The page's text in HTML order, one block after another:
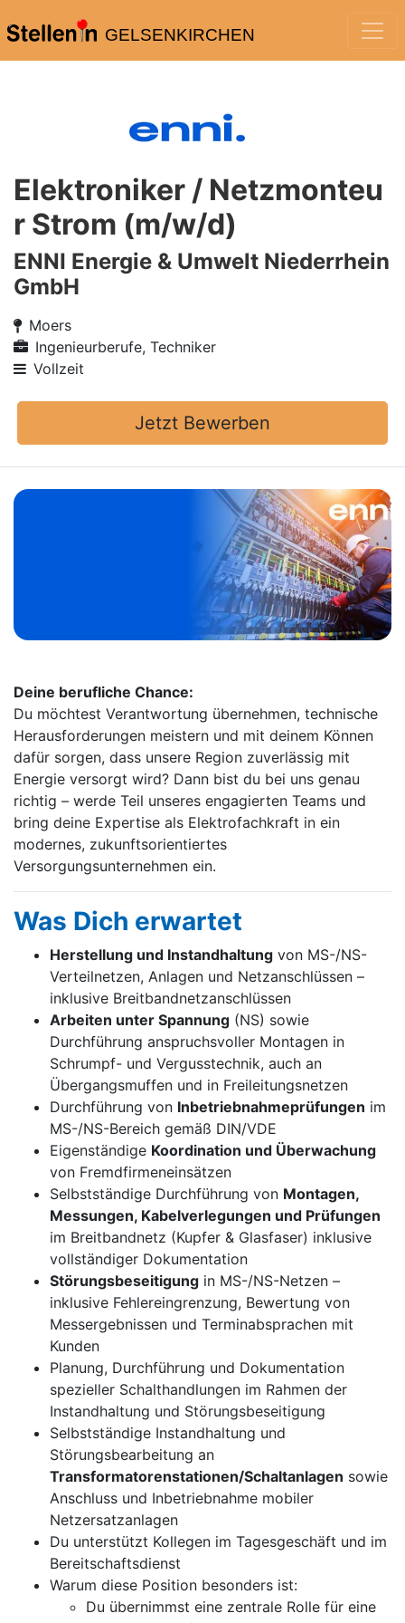
GELSENKIRCHEN
Elektroniker / Netzmonteu
r Strom (m/w/d)
ENNI Energie & Umwelt Niederrhein
GmbH
Moers
Ingenieurberufe, Techniker
Vollzeit
Jetzt Bewerben
Deine berufliche Chance:
Du möchtest Verantwortung übernehmen, technische
Herausforderungen meistern und mit deinem Können
dafür sorgen, dass unsere Region zuverlässig mit
Energie versorgt wird? Dann bist du bei uns genau
richtig – werde Teil unseres engagierten Teams und
bring deine Expertise als Elektrofachkraft in ein
modernes, zukunftsorientiertes
Versorgungsunternehmen ein.
Was Dich erwartet
Herstellung und Instandhaltung von MS-/NS-
Verteilnetzen, Anlagen und Netzanschlüssen –
inklusive Breitbandnetzanschlüssen
Arbeiten unter Spannung (NS) sowie
Durchführung anspruchsvoller Montagen in
Schrumpf- und Vergusstechnik, auch an
Übergangsmuffen und in Freileitungsnetzen
Durchführung von Inbetriebnahmeprüfungen im
MS-/NS-Bereich gemäß DIN/VDE
Eigenständige Koordination und Überwachung
von Fremdfirmeneinsätzen
Selbstständige Durchführung von Montagen,
Messungen, Kabelverlegungen und Prüfungen
im Breitbandnetz (Kupfer & Glasfaser) inklusive
vollständiger Dokumentation
Störungsbeseitigung in MS-/NS-Netzen –
inklusive Fehlereingrenzung, Bewertung von
Messergebnissen und Terminabsprachen mit
Kunden
Planung, Durchführung und Dokumentation
spezieller Schalthandlungen im Rahmen der
Instandhaltung und Störungsbeseitigung
Selbstständige Instandhaltung und
Störungsbearbeitung an
Transformatorenstationen/Schaltanlagen sowie
Anschluss und Inbetriebnahme mobiler
Netzersatzanlagen
Du unterstützt Kollegen im Tagesgeschäft und im
Bereitschaftsdienst
Warum diese Position besonders ist:
Du übernimmst eine zentrale Rolle für eine